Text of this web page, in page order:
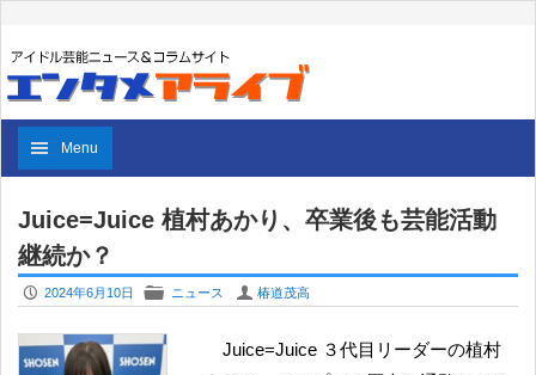
Menu
Juice=Juice 植村あかり、卒業後も芸能活動
継続か？
P 2024年6月10日 F ニュース U 椿道茂高
Juice=Juice ３代目リーダーの植村